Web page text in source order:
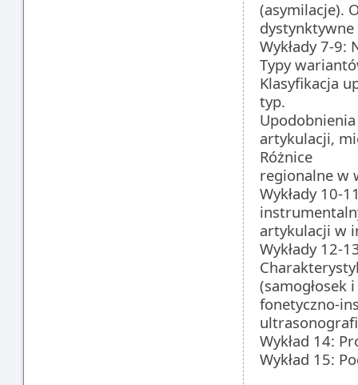
(asymilacje).
dystynktywne
Wykłady 7-
Typy
Klasyfikacja
typ.
artykulacji,
Różnice
regionalne w
Wykłady 10-
artykulacji w
Wykłady 12-
(samogłosek
fonetyczno-
Wykład 14:
Wykład 15: